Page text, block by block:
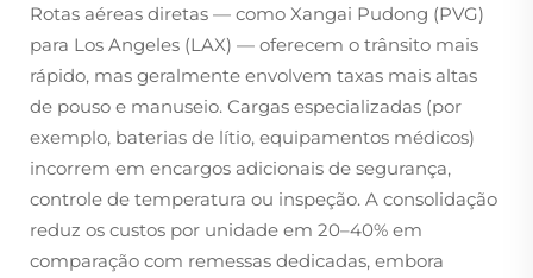
Rotas aéreas diretas — como Xangai Pudong (PVG)
para Los Angeles (LAX) — oferecem o trânsito mais
rápido, mas geralmente envolvem taxas mais altas
de pouso e manuseio. Cargas especializadas (por
exemplo, baterias de lítio, equipamentos médicos)
incorrem em encargos adicionais de segurança,
controle de temperatura ou inspeção. A consolidação
reduz os custos por unidade em 20–40% em
comparação com remessas dedicadas, embora